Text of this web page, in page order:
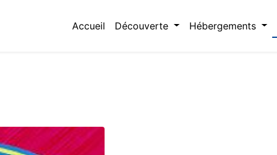
Accueil Découverte Hébergements